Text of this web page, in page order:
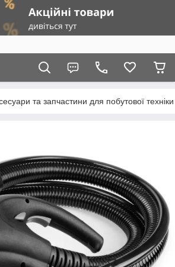
та запчастини для побутової